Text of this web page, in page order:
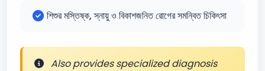
শিশুর মস্তিষ্ক, স্নায়ু ও বিকাশজনিত রোগের সমন্বিত চিকিৎসা
Also provides specialized diagnosis